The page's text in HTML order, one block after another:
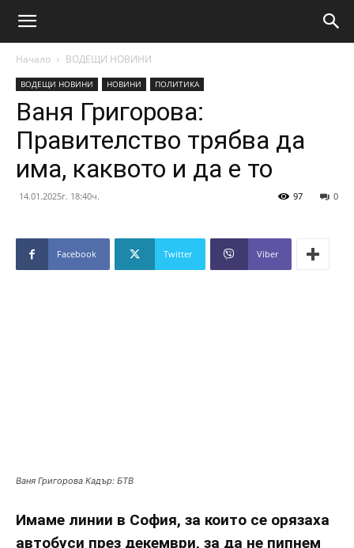
Начало ВОДЕЩИ НОВИНИ
ВОДЕЩИ НОВИНИ НОВИНИ ПОЛИТИКА
Ваня Григорова:
Правителство трябва да
има, каквото и да е то
14.01.2025г. 18:40ч. 0
97
Facebook Twitter Viber
Ваня Григорова Кадър: БТВ
Имаме линии в София, за които се орязаха
автобуси през декември, за да не пипнем